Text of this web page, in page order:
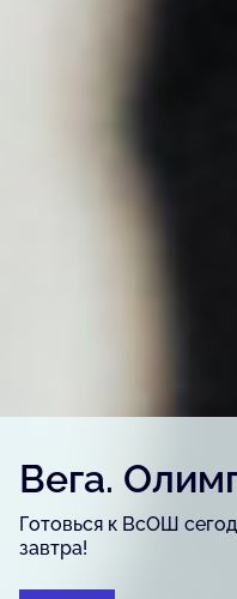
Детский
Артфест»
Для детей и
изобразительного
журналистики.